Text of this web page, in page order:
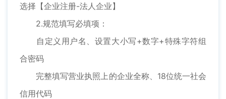
选择【企业注册-法人企业】
2.规范填写必填项：
自定义用户名、设置大小写+数字+特殊字符组
合密码
完整填写营业执照上的企业全称、18位统一社会
信用代码